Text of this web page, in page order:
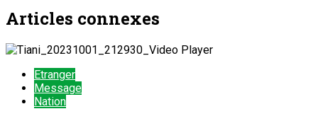
Articles connexes
Etranger
Message
Nation